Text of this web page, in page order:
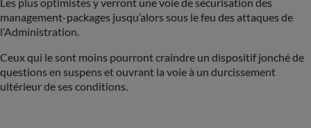
Les plus optimistes y verront une voie de sécurisation des
management-packages jusqu’alors sous le feu des attaques de
l’Administration.
Ceux qui le sont moins pourront craindre un dispositif jonché de
questions en suspens et ouvrant la voie à un durcissement
ultérieur de ses conditions.